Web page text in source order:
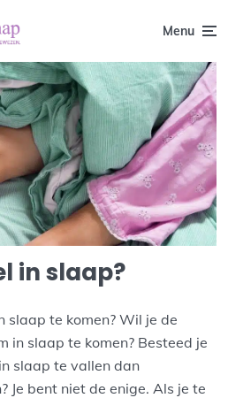
Menu
in slaap?
slaap te komen? Wil je de
in slaap te komen? Besteed je
slaap te vallen dan
Je bent niet de enige. Als je te